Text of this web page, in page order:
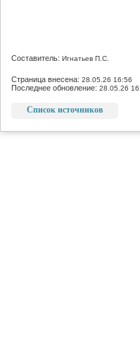
Составитель: Игнатьев П.С.
Страница внесена: 28.05.26 16:56
Последнее обновление: 28.05.26
Список источников